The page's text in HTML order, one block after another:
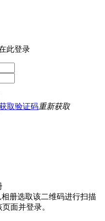
此登录
取验证码重新获取
册选取该二维码进行扫描
面并登录。